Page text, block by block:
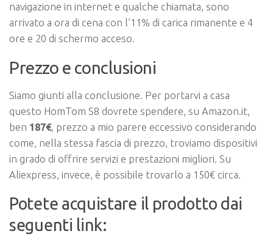
navigazione in internet e qualche chiamata, sono
arrivato a ora di cena con l’11% di carica rimanente e 4
ore e 20 di schermo acceso.
Prezzo e conclusioni
Siamo giunti alla conclusione. Per portarvi a casa
questo HomTom S8 dovrete spendere, su Amazon.it,
ben 187€, prezzo a mio parere eccessivo considerando
come, nella stessa fascia di prezzo, troviamo dispositivi
in grado di offrire servizi e prestazioni migliori. Su
Aliexpress, invece, è possibile trovarlo a 150€ circa.
Potete acquistare il prodotto dai
seguenti link: